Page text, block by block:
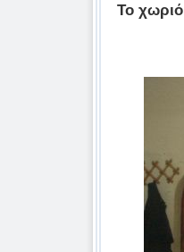
Το χωριό